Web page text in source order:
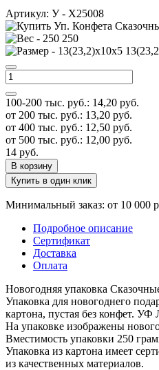
Артикул: У - Х25008
250
100-200 тыс. руб.: 14,20 руб.
от 200 тыс. руб.: 13,20 руб.
от 400 тыс. руб.: 12,50 руб.
от 500 тыс. руб.: 12,00 руб.
14 руб.
В корзину
Купить в один клик
Минимальный заказ: от 10 000
Подробное описание
Сертификат
Доставка
Оплата
Новогодняя упаковка
Упаковка для новогоднего
картона, пустая без конфет. УФ
На упаковке изображены
Вместимость упаковки 250
Упаковка из картона имеет
из качественных материалов.